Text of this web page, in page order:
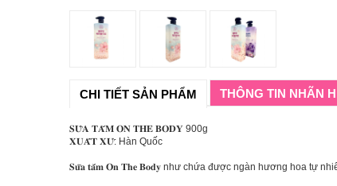
CHI TIẾT SẢN PHẨM THÔNG TIN NHÃN
𝐒𝐔̛̃𝐀 𝐓𝐀̆́𝐌 𝐎𝐍 𝐓𝐇𝐄 𝐁𝐎𝐃𝐘 900g
𝐗𝐔𝐀̂́𝐓 𝐗𝐔̛́: Hàn Quốc
𝐒𝐮̛̃𝐚 𝐭𝐚̆́𝐦 𝐎𝐧 𝐓𝐡𝐞 𝐁𝐨𝐝𝐲 như chứa được ngàn hương hoa tự